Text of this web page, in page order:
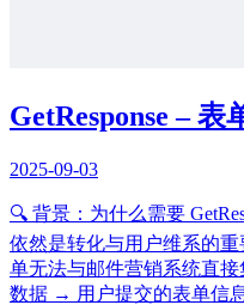
GetResponse –
2025-09-03
🔍 背景：为什么需要
依然是转化与用户维系的重
单无法与邮件营销系统直
数据 → 用户提交的表单信